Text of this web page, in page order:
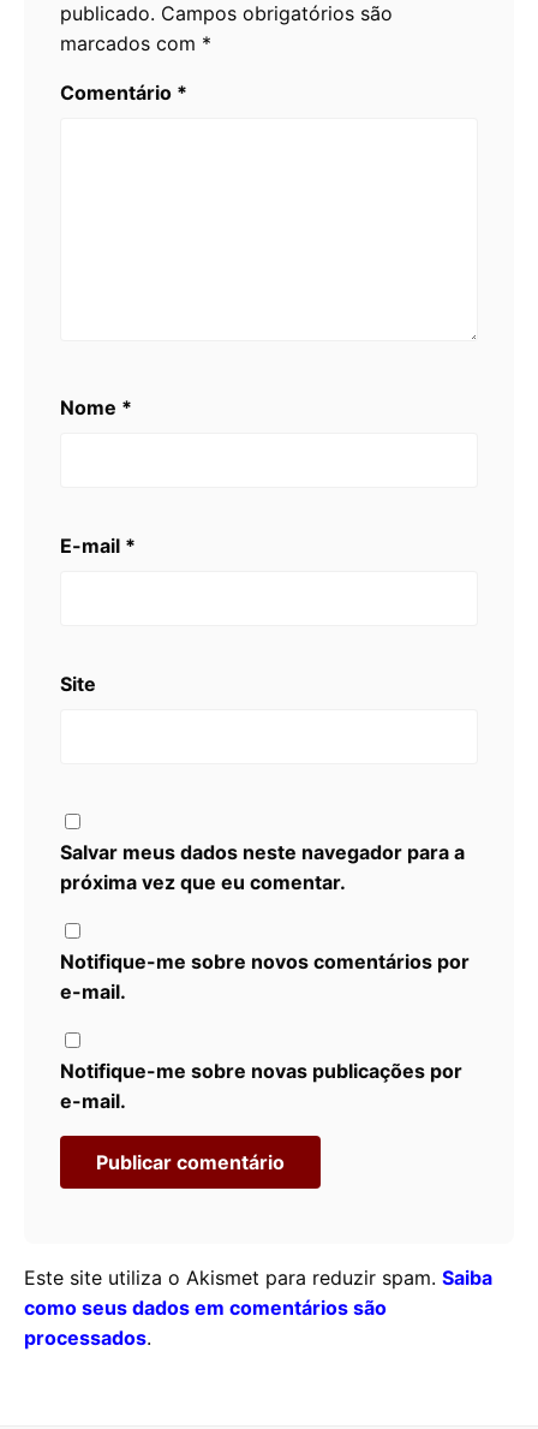
publicado. Campos obrigatórios são
marcados com *
Comentário *
Nome *
E-mail *
Site
Salvar meus dados neste navegador para a
próxima vez que eu comentar.
Notifique-me sobre novos comentários por
e-mail.
Notifique-me sobre novas publicações por
e-mail.
Este site utiliza o Akismet para reduzir spam. Saiba
como seus dados em comentários são
processados.